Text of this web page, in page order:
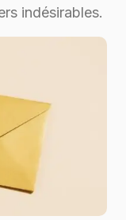
indésirables.